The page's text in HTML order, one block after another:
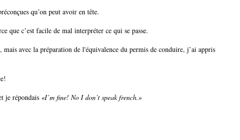
qu’on peut avoir en tête.
que c’est facile de mal interpréter ce qui se passe.
, mais avec la préparation de l'équivalence du permis de conduire, j’ai appris
je répondais «I’m fine! No I don’t speak french.»